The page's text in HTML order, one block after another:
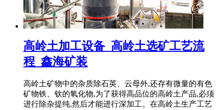
高岭土加工设备_高岭土选矿工艺流
程_鑫海矿装
高岭土矿物中的杂质除石英、云母外,还存有微量的有色
矿物铁、钦的氧化物,为了获得高品位的高岭土产品,必须
进行除杂提纯,然后才能进行深加工。在高岭土生产工艺